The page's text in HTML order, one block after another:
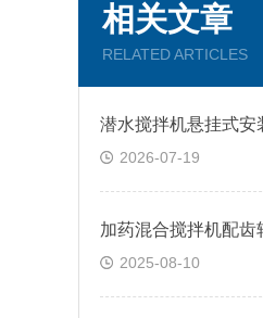
相关文章
RELATED ARTICLES
潜水搅拌机悬挂式安
2026-07-19
加药混合搅拌机配齿
2025-08-10